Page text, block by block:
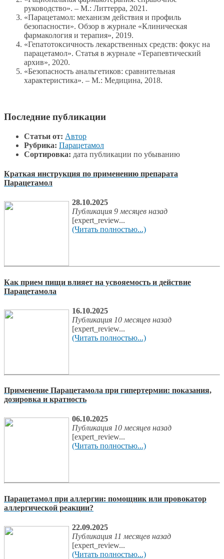
руководство». – М.: Литтерра, 2021.
«Парацетамол: механизм действия и профиль
безопасности». Обзор в журнале «Клиническая
фармакология и терапия», 2019.
«Гепатотоксичность лекарственных средств: фокус на
парацетамол». Статья в журнале «Терапевтический
архив», 2020.
«Безопасность анальгетиков: сравнительная
характеристика». – М.: Медицина, 2018.
Последние публикации
Статьи от: Автор
Рубрика: Парацетамол
Сортировка: дата публикации по убыванию
Краткая инструкция по применению препарата
Парацетамол
28.10.2025
Публикация 9 месяцев назад
[expert_review...
(Читать полностью...)
Как прием пищи влияет на усвояемость и действие
Парацетамола
16.10.2025
Публикация 10 месяцев назад
[expert_review...
(Читать полностью...)
Применение Парацетамола при гипертермии: показания,
дозировка и кратность
06.10.2025
Публикация 10 месяцев назад
[expert_review...
(Читать полностью...)
Парацетамол при аллергии: помощник или провокатор
аллергической реакции?
22.09.2025
Публикация 11 месяцев назад
[expert_review...
(Читать полностью...)